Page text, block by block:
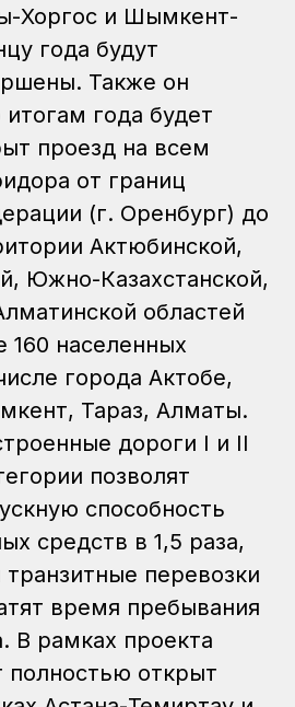
Хоргос и Шымкент-
года будут
Также он
года будет
проезд на всем
от границ
(г. Оренбург) до
Актюбинской,
Южно-Казахстанской,
областей
населенных
города Актобе,
Тараз, Алматы.
дороги I и II
позволят
способность
средств в 1,5 раза,
перевозки
время пребывания
В рамках проекта
открыт